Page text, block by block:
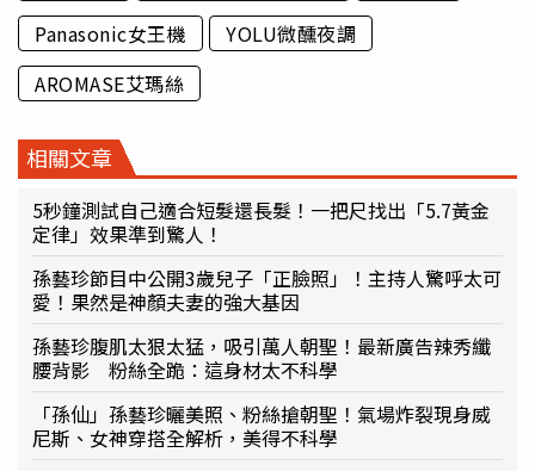
Panasonic女王機
YOLU微醺夜調
AROMASE艾瑪絲
相關文章
5秒鐘測試自己適合短髮還長髮！一把尺找出「5.7黃金
定律」效果準到驚人！
孫藝珍節目中公開3歲兒子「正臉照」！主持人驚呼太可
愛！果然是神顏夫妻的強大基因
孫藝珍腹肌太狠太猛，吸引萬人朝聖！最新廣告辣秀纖
腰背影 粉絲全跪：這身材太不科學
「孫仙」孫藝珍曬美照、粉絲搶朝聖！氣場炸裂現身威
尼斯、女神穿搭全解析，美得不科學